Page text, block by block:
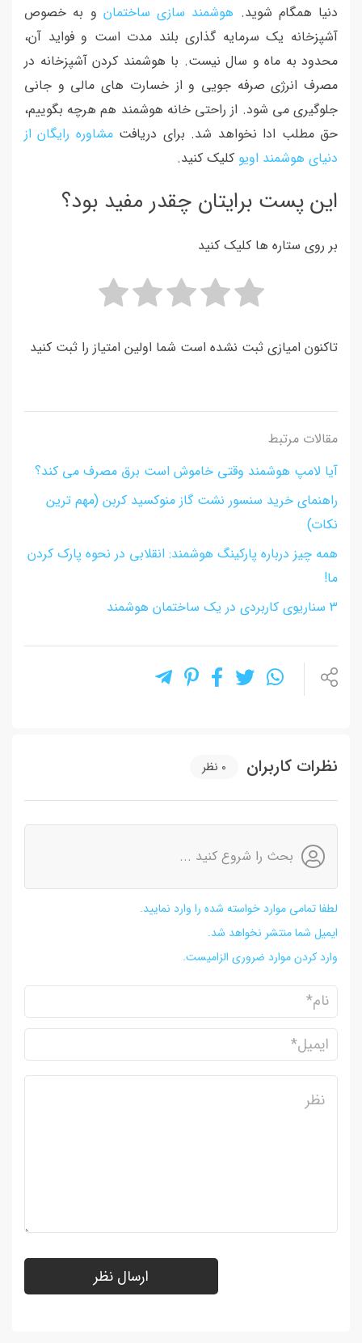
دنیا همگام شوید. هوشمند سازی ساختمان و به خصوص
آشپزخانه یک سرمایه گذاری بلند مدت است و فواید آن،
محدود به ماه و سال نیست. با هوشمند کردن آشپزخانه در
مصرف انرژی صرفه جویی و از خسارت های مالی و جانی
جلوگیری می شود. از راحتی خانه هوشمند هم هرچه بگوییم،
حق مطلب ادا نخواهد شد. برای دریافتمشاوره رایگان از
دنیای هوشمند اویو کلیک کنید.
این پست برایتان چقدر مفید بود؟
بر روی ستاره ها کلیک کنید
تاکنون امیازی ثبت نشده است شما اولین امتیاز را ثبت کنید
مقالات مرتبط
آیا لامپ هوشمند وقتی خاموش است برق مصرف می کند؟
راهنمای خرید سنسور نشت گاز منوکسید کربن (مهم ترین
نکات)
همه چیز درباره پارکینگ هوشمند: انقلابی در نحوه پارک کردن
ما!
3 سناریوی کاربردی در یک ساختمان هوشمند
نظرات کاربران 0 نظر
بحث را شروع کنید ...
لطفا تمامی موارد خواسته شده را وارد نمایید.
ایمیل شما منتشر نخواهد شد.
وارد کردن موارد ضروری الزامیست.